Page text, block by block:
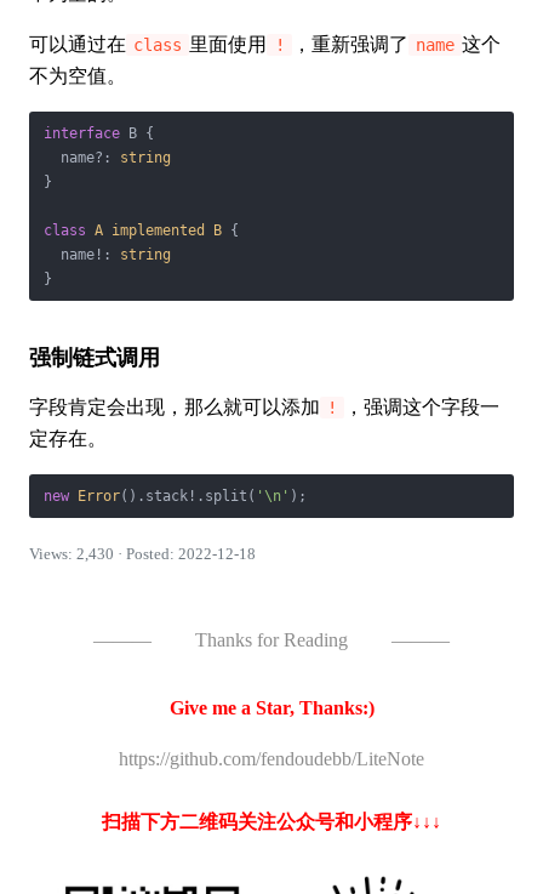
可以通过在 class 里面使用 ! ，重新强调了 name 这个
不为空值。
interface B {
  name?:
string
}
class A implemented B {
  name!:
string
}
强制链式调用
字段肯定会出现，那么就可以添加 !
，强调这个字段一
定存在。
new Error().stack!.split( '\n' );
Views: 2,430 · Posted: 2022-12-18
——— Thanks for Reading ———
Give me a Star, Thanks:)
https://github.com/fendoudebb/LiteNote
扫描下方二维码关注公众号和小程序↓↓↓